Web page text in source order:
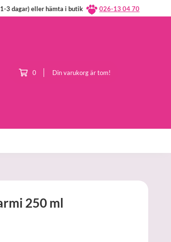
3 dagar) eller hämta i butik 026-13 04 70
0 Din varukorg är tom!
250 ml